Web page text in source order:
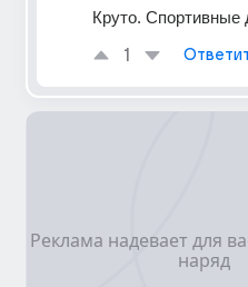
Круто. Спортивные
1